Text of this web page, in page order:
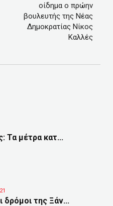
οίδημα ο πρώην
βουλευτής της Νέας
Δημοκρατίας Νίκος
Καλλές
Τα μέτρα κατ...
δρόμοι της Ξάν...